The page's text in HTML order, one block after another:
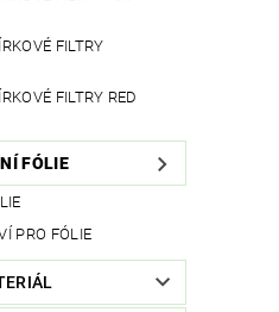
FILTRY
FILTRY RED
FÓLIE
PRO FÓLIE